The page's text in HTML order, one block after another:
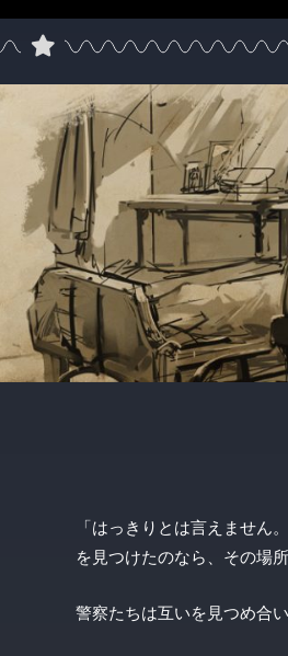
「はっきりとは言えません
を見つけたのなら、その場
警察たちは互いを見つめ合